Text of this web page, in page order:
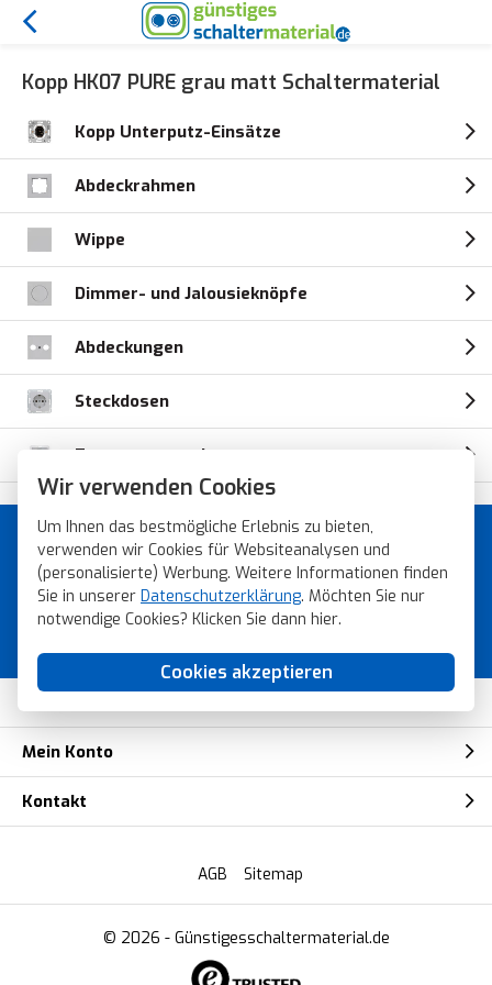
Wir verwenden Cookies
Um Ihnen das bestmögliche Erlebnis zu bieten,
verwenden wir Cookies für Websiteanalysen und
(personalisierte) Werbung. Weitere Informationen finden
Sie in unserer Datenschutzerklärung. Möchten Sie nur
notwendige Cookies? Klicken Sie dann hier.
Cookies akzeptieren
Kopp HK07 PURE grau matt Schaltermaterial
Kopp Unterputz-Einsätze
Abdeckrahmen
Wippe
Dimmer- und Jalousieknöpfe
Abdeckungen
Steckdosen
Temperaturregler
Günstiges Schaltermaterial von
Topmarken!
Bestellen Sie schnell, sicher und einfach
bei Gunstigesschaltermaterial.de
Mein Konto
Kontakt
© 2026 - Günstigesschaltermaterial.de
AGB Sitemap